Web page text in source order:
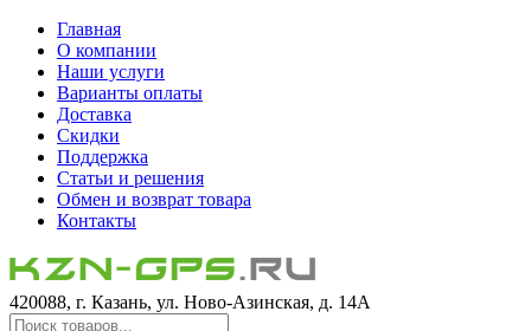
Главная
О компании
Наши услуги
Варианты оплаты
Доставка
Скидки
Поддержка
Статьи и решения
Обмен и возврат товара
Контакты
420088, г. Казань, ул. Ново-Азинская, д. 14А